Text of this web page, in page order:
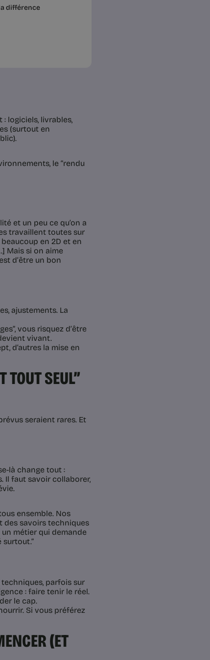
différence
: logiciels, livrables,
(surtout en
le “rendu
et un peu ce qu’on a
travaillent toutes sur
en 2D et en
Mais si on aime
d’être un bon
ajustements. La
vous risquez d’être
vivant.
d’autres la mise en
TOUT SEUL”
seraient rares. Et
là change tout :
Il faut savoir collaborer,
ensemble. Nos
des savoirs techniques
métier qui demande
parfois sur
: faire tenir le réel.
le cap.
Si vous préférez
(ET